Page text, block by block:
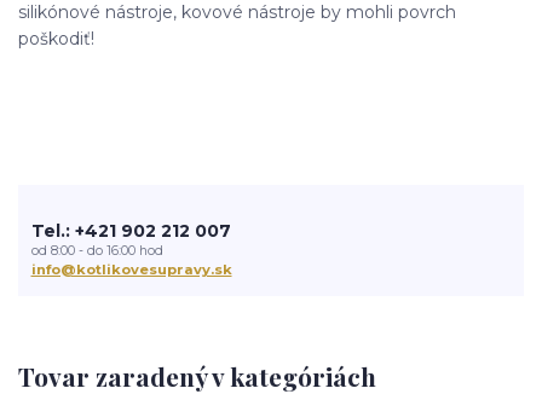
silikónové nástroje, kovové nástroje by mohli povrch
poškodiť!
Tovar zaradený v kategóriách
Tel.: +421 902 212 007
od 8:00 - do 16:00 hod
info@kotlikovesupravy.sk